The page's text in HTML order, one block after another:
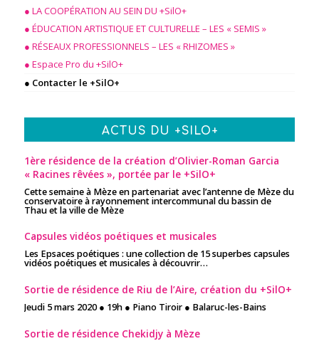
● LA COOPÉRATION AU SEIN DU +SilO+
● ÉDUCATION ARTISTIQUE ET CULTURELLE – LES « SEMIS »
● RÉSEAUX PROFESSIONNELS – LES « RHIZOMES »
● Espace Pro du +SilO+
● Contacter le +SilO+
ACTUS DU +SILO+
1ère résidence de la création d’Olivier-Roman Garcia
« Racines rêvées », portée par le +SilO+
Cette semaine à Mèze en partenariat avec l’antenne de Mèze du
conservatoire à rayonnement intercommunal du bassin de
Thau et la ville de Mèze
Capsules vidéos poétiques et musicales
Les Epsaces poétiques : une collection de 15 superbes capsules
vidéos poétiques et musicales à découvrir…
Sortie de résidence de Riu de l’Aire, création du +SilO+
Jeudi 5 mars 2020 ● 19h ● Piano Tiroir ● Balaruc-les-Bains
Sortie de résidence Chekidjy à Mèze